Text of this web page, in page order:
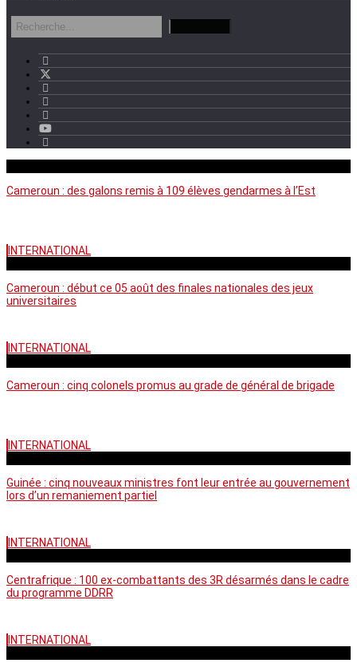
Cameroun : des galons remis à 109 élèves gendarmes à l’Est
INTERNATIONAL
Cameroun : début ce 05 août des finales nationales des jeux
universitaires
INTERNATIONAL
Cameroun : cinq colonels promus au grade de général de brigade
INTERNATIONAL
Guinée : cinq nouveaux ministres font leur entrée au gouvernement
lors d’un remaniement partiel
INTERNATIONAL
Centrafrique : 100 ex-combattants des 3R désarmés dans le cadre
du programme DDRR
INTERNATIONAL